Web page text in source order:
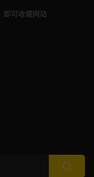
即可收藏网站